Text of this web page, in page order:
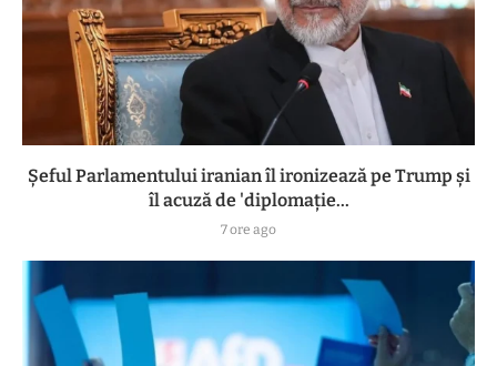
Șeful Parlamentului iranian îl ironizează pe Trump și
îl acuză de 'diplomație...
7 ore ago